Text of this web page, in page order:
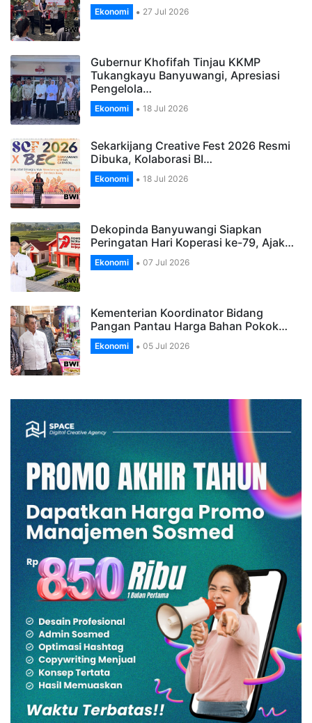
Ekonomi 27 Jul 2026
Gubernur Khofifah Tinjau KKMP
Tukangkayu Banyuwangi, Apresiasi
Pengelola…
Ekonomi 18 Jul 2026
Sekarkijang Creative Fest 2026 Resmi
Dibuka, Kolaborasi BI…
Ekonomi 18 Jul 2026
Dekopinda Banyuwangi Siapkan
Peringatan Hari Koperasi ke-79, Ajak…
Ekonomi 07 Jul 2026
Kementerian Koordinator Bidang
Pangan Pantau Harga Bahan Pokok…
Ekonomi 05 Jul 2026